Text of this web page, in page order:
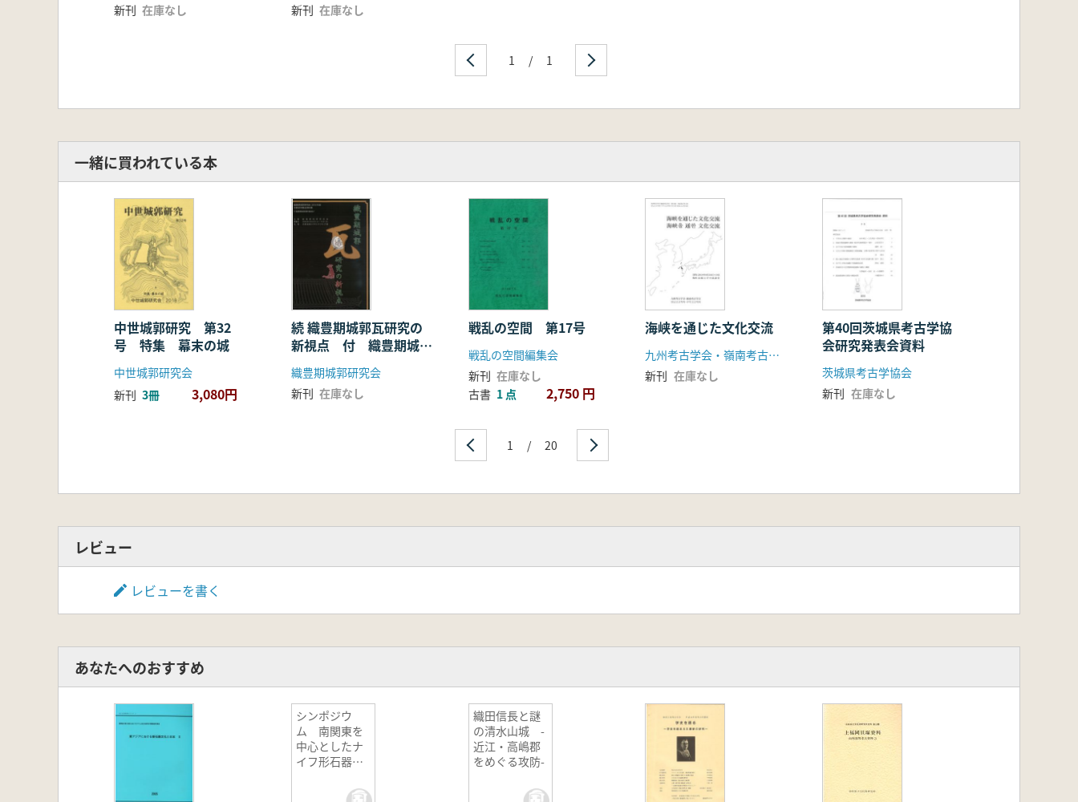
新刊 在庫なし
新刊 在庫なし
1 / 1
一緒に買われている本
中世城郭研究 第32
号 特集 幕末の城
中世城郭研究会
新刊 3冊 3,080円
続 織豊期城郭瓦研究の
新視点 付 織豊期城郭
資料集成4
織豊期城郭研究会
新刊 在庫なし
戦乱の空間 第17号
戦乱の空間編集会
新刊 在庫なし
古書 1 点 2,750 円
海峡を通じた文化交流
九州考古学会・嶺南考古学会
新刊 在庫なし
第40回茨城県考古学協
会研究発表会資料
茨城県考古学協会
新刊 在庫なし
1 / 20
レビュー
レビューを書く
あなたへのおすすめ
シンポジウ
ム 南関東を
中心としたナ
イフ形石器文
織田信長と謎
の清水山城 -
近江・高嶋郡
をめぐる攻防-